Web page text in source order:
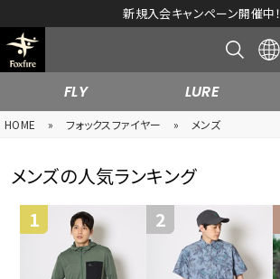
新規入会キャンペーン開催中！
FLY LURE
HOME » フォックスファイヤー » メンズ
メンズの人気ランキング